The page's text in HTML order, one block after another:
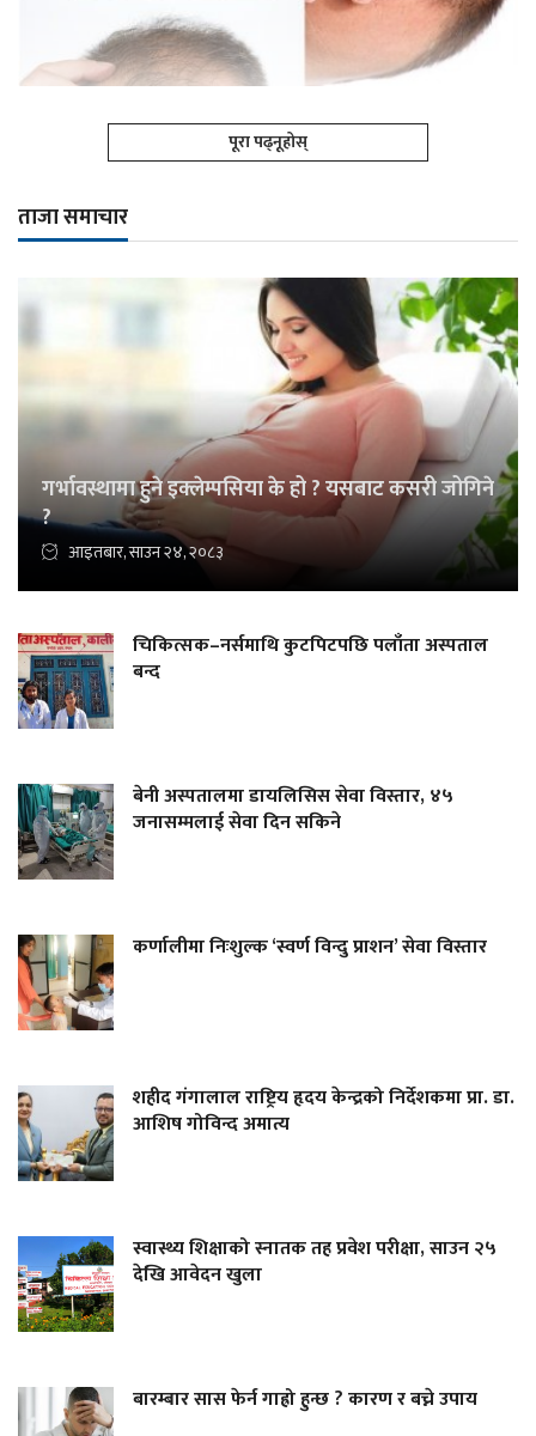
पूरा पढ्नूहोस्
ताजा समाचार
गर्भावस्थामा हुने इक्लेम्पसिया के हो ? यसबाट कसरी जोगिने
?
आइतबार, साउन २४, २०८३
चिकित्सक–नर्समाथि कुटपिटपछि पलाँता अस्पताल
बन्द
बेनी अस्पतालमा डायलिसिस सेवा विस्तार, ४५
जनासम्मलाई सेवा दिन सकिने
कर्णालीमा निःशुल्क ‘स्वर्ण विन्दु प्राशन’ सेवा विस्तार
शहीद गंगालाल राष्ट्रिय हृदय केन्द्रको निर्देशकमा प्रा. डा.
आशिष गोविन्द अमात्य
स्वास्थ्य शिक्षाको स्नातक तह प्रवेश परीक्षा, साउन २५
देखि आवेदन खुला
बारम्बार सास फेर्न गाह्रो हुन्छ ? कारण र बच्ने उपाय